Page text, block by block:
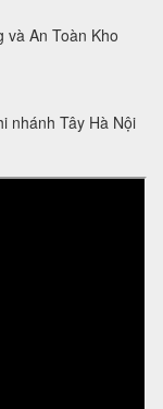
và An Toàn Kho
nhánh Tây Hà Nội